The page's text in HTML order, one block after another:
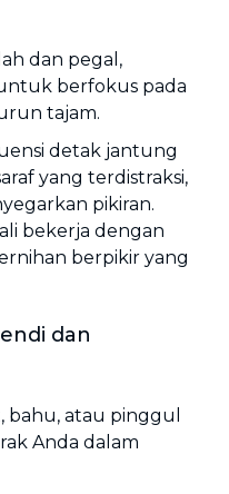
dan pegal,
berfokus pada
tajam.
detak jantung
yang terdistraksi,
pikiran.
bekerja dengan
berpikir yang
dan
bahu, atau pinggul
Anda dalam